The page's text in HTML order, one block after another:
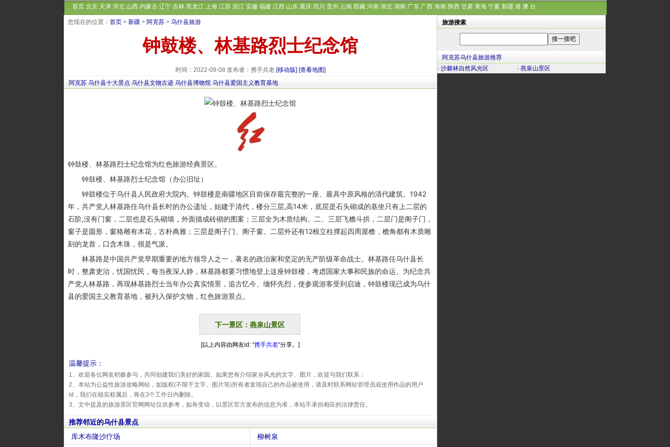
首页 北京 天津 河北 山西 内蒙古 辽宁 吉林 黑龙江 上海 江苏 浙江 安徽 福建 江西 山东 重庆 四川 贵州 云南 西藏 河南 湖北 湖南 广东 广西 海南 陕西 甘肃 青海 宁夏 新疆 港 澳 台
您现在的位置： 首页 > 新疆 > 阿克苏 > 乌什县旅游
钟鼓楼、林基路烈士纪念馆
时间：2022-09-08 发布者：携手共老 [移动版] [查看地图]
阿克苏 乌什县十大景点 乌什县文物古迹 乌什县博物馆 乌什县爱国主义教育基地
钟鼓楼、林基路烈士纪念馆为红色旅游经典景区。
钟鼓楼、林基路烈士纪念馆（办公旧址）
钟鼓楼位于乌什县人民政府大院内。钟鼓楼是南疆地区目前保存最完整的一座、最具中原风格的清代建筑。1942
年，共产党人林基路任乌什县长时的办公遗址，始建于清代，楼分三层,高14米，底层是石头砌成的基坐只有上二层的
石阶,没有门窗，二层也是石头砌墙，外面描成砖砌的图案；三层全为木质结构。二、三层飞檐斗拱，二层门是阁子门，
窗子是圆形，窗格雕有木花，古朴典雅；三层是阁子门、阁子窗。二层外还有12根立柱撑起四周屋檐，檐角都有木质雕
刻的龙首，口含木珠，很是气派。
林基路是中国共产党早期重要的地方领导人之一，著名的政治家和坚定的无产阶级革命战士。林基路任乌什县长
时，整肃吏治，忧国忧民，每当夜深人静，林基路都要习惯地登上这座钟鼓楼，考虑国家大事和民族的命运。为纪念共
产党人林基路，再现林基路烈士当年办公真实情景，追古忆今、缅怀先烈，使参观游客受到启迪，钟鼓楼现已成为乌什
县的爱国主义教育基地，被列入保护文物，红色旅游景点。
下一景区：燕泉山景区
[以上内容由网友id: "携手共老"分享。]
温馨提示：
1、欢迎各位网友积极参与，共同创建我们美好的家园。如果您有介绍家乡风光的文字、图片，欢迎与我们联系；
2、本站为公益性旅游攻略网站，如版权(不限于文字、图片等)所有者发现自己的作品被使用，请及时联系网站管理员或使用作品的用户
id，我们在核实权属后，将在3个工作日内删除。
3、文中提及的旅游景区官网网址仅供参考，如有变动，以景区官方发布的信息为准，本站不承担相应的法律责任。
推荐邻近的乌什县景点
库木布隆沙疗场
柳树泉
旅游搜索
阿克苏乌什县旅游推荐
· 沙棘林自然风光区 · 燕泉山景区